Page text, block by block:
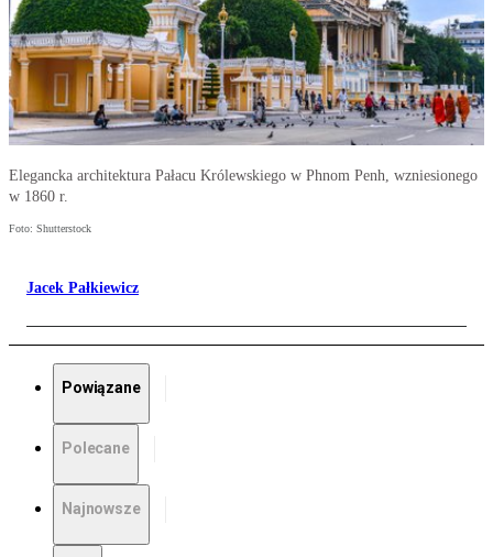
Elegancka architektura Pałacu Królewskiego w Phnom Penh, wzniesionego
w 1860 r.
Foto: Shutterstock
Jacek Pałkiewicz
Powiązane
Polecane
Najnowsze